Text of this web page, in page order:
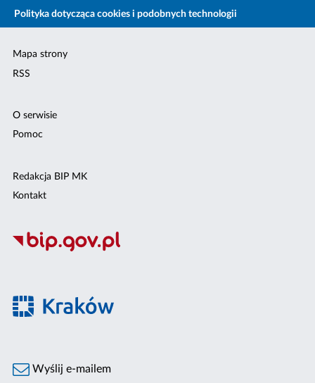
Polityka dotycząca cookies i podobnych technologii
Mapa strony
RSS
O serwisie
Pomoc
Redakcja BIP MK
Kontakt
Wyślij e-mailem